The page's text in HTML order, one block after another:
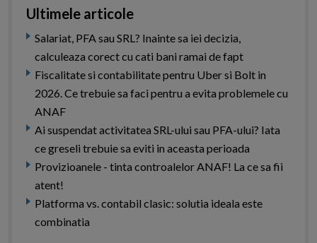
Ultimele articole
Salariat, PFA sau SRL? Inainte sa iei decizia,
calculeaza corect cu cati bani ramai de fapt
Fiscalitate si contabilitate pentru Uber si Bolt in
2026. Ce trebuie sa faci pentru a evita problemele cu
ANAF
Ai suspendat activitatea SRL-ului sau PFA-ului? Iata
ce greseli trebuie sa eviti in aceasta perioada
Provizioanele - tinta controalelor ANAF! La ce sa fii
atent!
Platforma vs. contabil clasic: solutia ideala este
combinatia